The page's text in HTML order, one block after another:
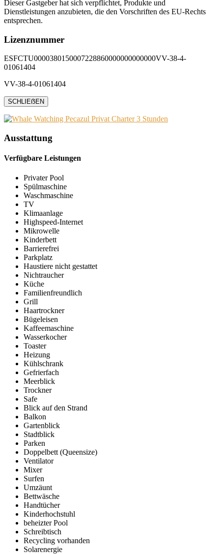
Dieser Gastgeber hat sich verpflichtet, Produkte und
Dienstleistungen anzubieten, die den Vorschriften des EU-Rechts
entsprechen.
Lizenznummer
ESFCTU0000380150007228860000000000000VV-38-4-
01061404
VV-38-4-01061404
SCHLIEẞEN
Ausstattung
Verfügbare Leistungen
Privater Pool
Spülmaschine
Waschmaschine
TV
Klimaanlage
Highspeed-Internet
Mikrowelle
Kinderbett
Barrierefrei
Parkplatz
Haustiere nicht gestattet
Nichtraucher
Küche
Familienfreundlich
Grill
Haartrockner
Bügeleisen
Kaffeemaschine
Wasserkocher
Toaster
Heizung
Kühlschrank
Gefrierfach
Meerblick
Trockner
Safe
Blick auf den Strand
Balkon
Gartenblick
Stadtblick
Parken
Doppelbett (Queensize)
Ventilator
Mixer
Surfen
Umzäunt
Bettwäsche
Handtücher
Kinderhochstuhl
beheizter Pool
Schreibtisch
Recycling vorhanden
Solarenergie